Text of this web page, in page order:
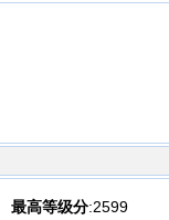
最高等级分:2599